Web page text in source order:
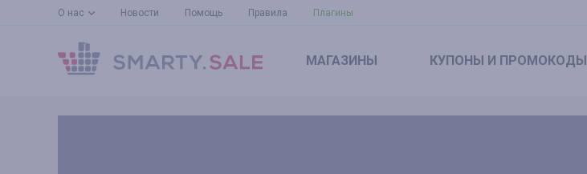
О нас Новости Помощь Правила Плагины
МАГАЗИНЫ КУПОНЫ И ПРОМОКОДЫ